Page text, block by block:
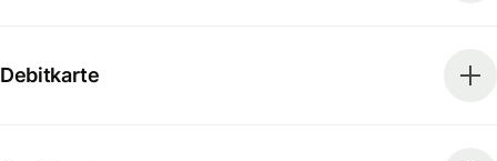
Debitkarte